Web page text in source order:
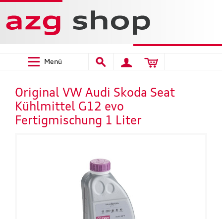
Menü
Original VW Audi Skoda Seat
Kühlmittel G12 evo
Fertigmischung 1 Liter